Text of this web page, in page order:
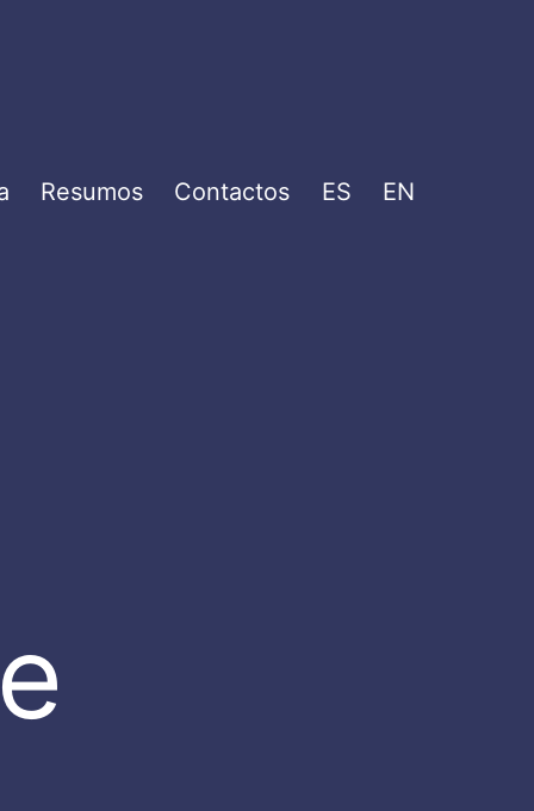
Resumos Contactos ES EN